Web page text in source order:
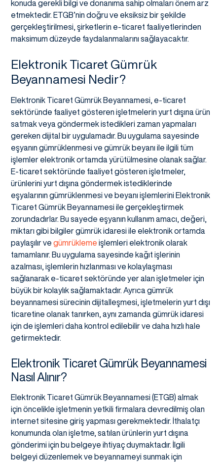
konuda gerekli bilgi ve donanıma sahip olmaları önem arz
etmektedir. ETGB’nin doğru ve eksiksiz bir şekilde
gerçekleştirilmesi, şirketlerin e-ticaret faaliyetlerinden
maksimum düzeyde faydalanmalarını sağlayacaktır.
Elektronik Ticaret Gümrük
Beyannamesi Nedir?
Elektronik Ticaret Gümrük Beyannamesi, e-ticaret
sektöründe faaliyet gösteren işletmelerin yurt dışına ürün
satmak veya göndermek istedikleri zaman yapmaları
gereken dijital bir uygulamadır. Bu uygulama sayesinde
eşyanın gümrüklenmesi ve gümrük beyanı ile ilgili tüm
işlemler elektronik ortamda yürütülmesine olanak sağlar.
E-ticaret sektöründe faaliyet gösteren işletmeler,
ürünlerini yurt dışına göndermek istediklerinde
eşyalarının gümrüklenmesi ve beyanı işlemlerini Elektronik
Ticaret Gümrük Beyannamesi ile gerçekleştirmek
zorundadırlar. Bu sayede eşyanın kullanım amacı, değeri,
miktarı gibi bilgiler gümrük idaresi ile elektronik ortamda
paylaşılır ve gümrükleme işlemleri elektronik olarak
tamamlanır. Bu uygulama sayesinde kağıt işlerinin
azalması, işlemlerin hızlanması ve kolaylaşması
sağlanarak e-ticaret sektöründe yer alan işletmeler için
büyük bir kolaylık sağlamaktadır. Ayrıca gümrük
beyannamesi sürecinin dijitalleşmesi, işletmelerin yurt dışı
ticaretine olanak tanırken, aynı zamanda gümrük idaresi
için de işlemleri daha kontrol edilebilir ve daha hızlı hale
getirmektedir.
Elektronik Ticaret Gümrük Beyannamesi
Nasıl Alınır?
Elektronik Ticaret Gümrük Beyannamesi (ETGB) almak
için öncelikle işletmenin yetkili firmalara devredilmiş olan
internet sitesine giriş yapması gerekmektedir. İthalatçı
konumunda olan işletme, satılan ürünlerin yurt dışına
gönderimi için bu belgeye ihtiyaç duymaktadır. İlgili
belgeyi düzenlemek ve beyannameyi sunmak için